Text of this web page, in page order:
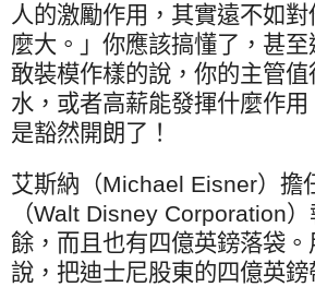
人的激勵作用，其實遠不如
麼大。」你應該搞懂了，甚
敢裝模作樣的說，你的主管
水，或者高薪能發揮什麼作
是豁然開朗了！
艾斯納（Michael Eisner）擔
（Walt Disney Corporation
餘，而且也有四億英鎊落袋
說，把迪士尼股東的四億英